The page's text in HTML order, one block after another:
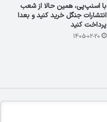
با اسنپ‌پی، همین حالا از شعب
انتشارات جنگل خرید کنید و بعدا
پرداخت کنید
1405-02-20